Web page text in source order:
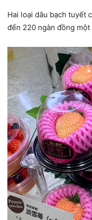
Hai loại dâu bạch tuyết
đến 220 ngàn đồng một